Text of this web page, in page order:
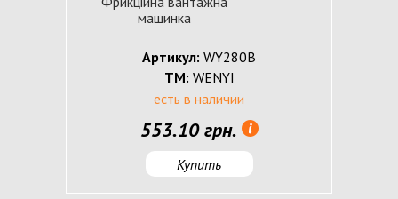
машинка
Артикул: WY280B
ТМ: WENYI
есть в наличии
553.10 грн.
Купить